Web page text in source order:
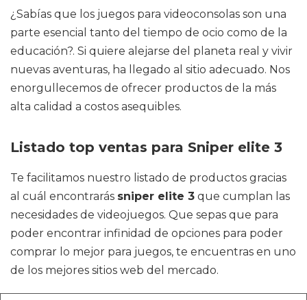
¿Sabías que los juegos para videoconsolas son una
parte esencial tanto del tiempo de ocio como de la
educación?. Si quiere alejarse del planeta real y vivir
nuevas aventuras, ha llegado al sitio adecuado. Nos
enorgullecemos de ofrecer productos de la más
alta calidad a costos asequibles.
Listado top ventas para Sniper elite 3
Te facilitamos nuestro listado de productos gracias
al cuál encontrarás sniper elite 3 que cumplan las
necesidades de videojuegos. Que sepas que para
poder encontrar infinidad de opciones para poder
comprar lo mejor para juegos, te encuentras en uno
de los mejores sitios web del mercado.